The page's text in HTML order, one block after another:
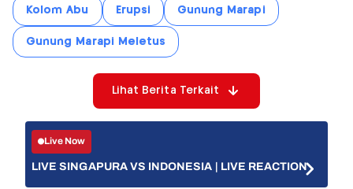
Kolom Abu Erupsi Gunung Marapi
Gunung Marapi Meletus
Lihat Berita Terkait
Live Now
LIVE SINGAPURA VS INDONESIA | LIVE REACTION